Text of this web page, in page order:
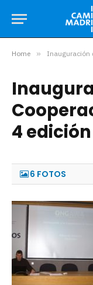
Home » Inauguración
4 edición
6 FOTOS